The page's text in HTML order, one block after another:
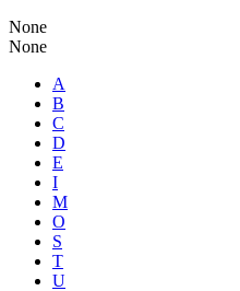
None
None
A
B
C
D
E
I
M
O
S
T
U